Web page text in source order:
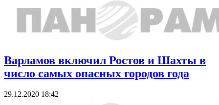
Варламов включил Ростов и Шахты в
число самых опасных городов года
29.12.2020 18:42